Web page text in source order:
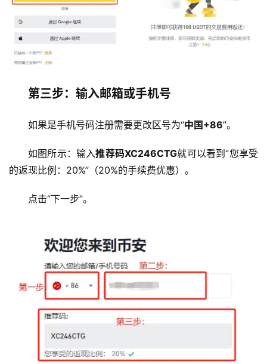
第三步：输入邮箱或手机号
如果是手机号码注册需要更改区号为“中国+86”。
如图所示：输入推荐码XC246CTG就可以看到“您享受
的返现比例：20%”（20%的手续费优惠）。
点击“下一步”。